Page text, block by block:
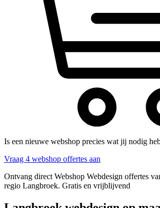
Is een nieuwe webshop precies wat jij nodig
Vraag 4 webshop offertes aan
Ontvang direct Webshop Webdesign offertes
regio Langbroek. Gratis en vrijblijvend